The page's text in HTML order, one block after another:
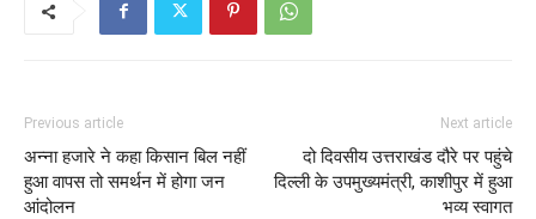
Previous article
अन्ना हजारे ने कहा किसान बिल नहीं
हुआ वापस तो समर्थन में होगा जन
आंदोलन
Next article
दो दिवसीय उत्तराखंड दौरे पर पहुंचे
दिल्ली के उपमुख्यमंत्री, काशीपुर में हुआ
भव्य स्वागत